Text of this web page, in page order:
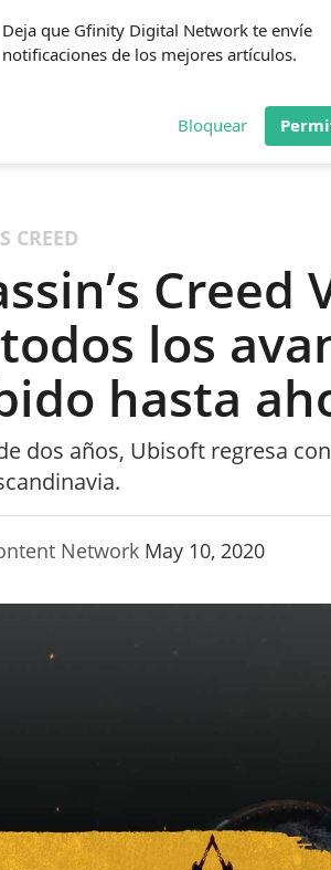
Deja que Gfinity Digital Network te envíe
notificaciones de los mejores artículos.
Bloquear
FORTNITE PES
CREED
Creed
los
hasta
dos años, Ubisoft regresa
Network May 10, 2020